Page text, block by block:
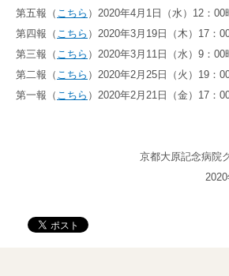
第五報（ こちら ）2020年4月1日（水）12：00
第四報（ こちら ）2020年3月19日（木）17：
第三報（ こちら ）2020年3月11日（水）9：00
第二報（ こちら ）2020年2月25日（火）19：
第一報（ こちら ）2020年2月21日（金）17：
京都大原記念病院